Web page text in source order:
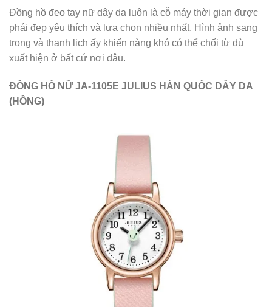
Đồng hồ đeo tay nữ dây da luôn là cỗ máy thời gian được
phái đẹp yêu thích và lựa chọn nhiều nhất. Hình ảnh sang
trọng và thanh lịch ấy khiến nàng khó có thể chối từ dù
xuất hiện ở bất cứ nơi đâu.
ĐỒNG HỒ NỮ JA-1105E JULIUS HÀN QUỐC DÂY DA
(HỒNG)